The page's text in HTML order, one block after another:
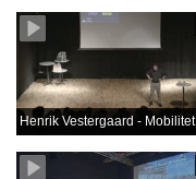
Henrik Vestergaard - Mobilitet